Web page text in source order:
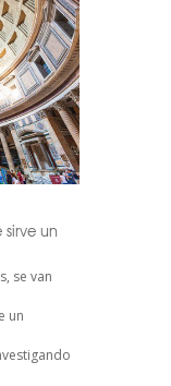
un
se van
un